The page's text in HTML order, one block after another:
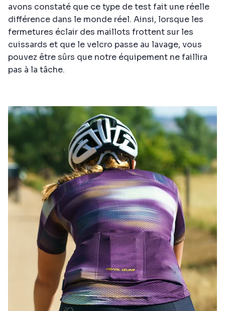
avons constaté que ce type de test fait une réelle
différence dans le monde réel. Ainsi, lorsque les
fermetures éclair des maillots frottent sur les
cuissards et que le velcro passe au lavage, vous
pouvez être sûrs que notre équipement ne faillira
pas à la tâche.